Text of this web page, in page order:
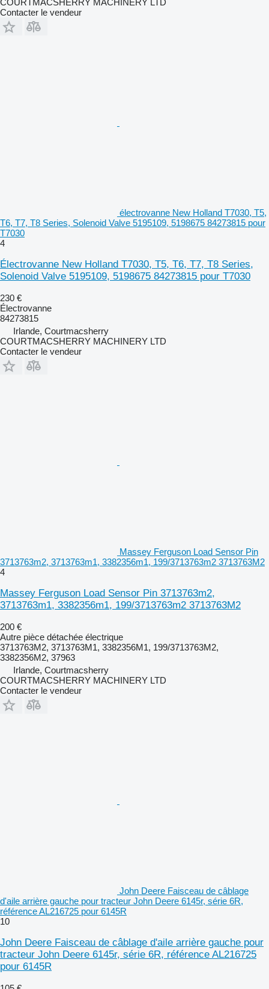
COURTMACSHERRY MACHINERY LTD
Contacter le vendeur
électrovanne New Holland T7030, T5,
T6, T7, T8 Series, Solenoid Valve 5195109, 5198675 84273815 pour
T7030
4
Électrovanne New Holland T7030, T5, T6, T7, T8 Series,
Solenoid Valve 5195109, 5198675 84273815 pour T7030
230 €
Électrovanne
84273815
Irlande, Courtmacsherry
COURTMACSHERRY MACHINERY LTD
Contacter le vendeur
Massey Ferguson Load Sensor Pin
3713763m2, 3713763m1, 3382356m1, 199/3713763m2 3713763M2
4
Massey Ferguson Load Sensor Pin 3713763m2,
3713763m1, 3382356m1, 199/3713763m2 3713763M2
200 €
Autre pièce détachée électrique
3713763M2, 3713763M1, 3382356M1, 199/3713763M2,
3382356M2, 37963
Irlande, Courtmacsherry
COURTMACSHERRY MACHINERY LTD
Contacter le vendeur
John Deere Faisceau de câblage
d'aile arrière gauche pour tracteur John Deere 6145r, série 6R,
référence AL216725 pour 6145R
10
John Deere Faisceau de câblage d'aile arrière gauche pour
tracteur John Deere 6145r, série 6R, référence AL216725
pour 6145R